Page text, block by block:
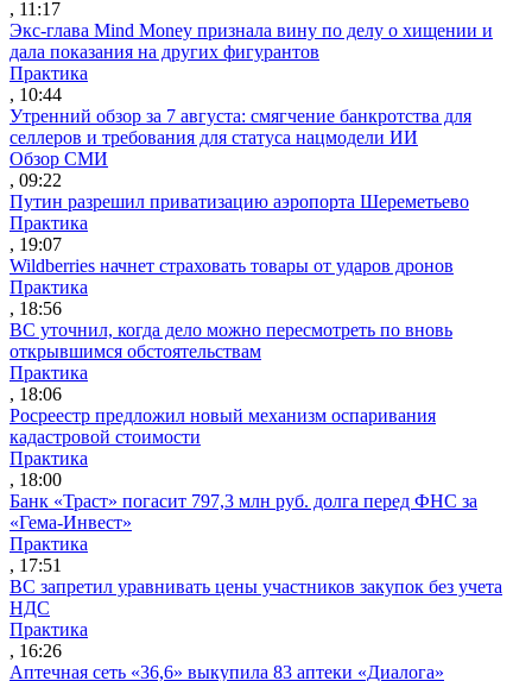
, 11:17
Экс-глава Mind Money признала вину по делу о хищении и
дала показания на других фигурантов
Практика
, 10:44
Утренний обзор за 7 августа: смягчение банкротства для
селлеров и требования для статуса нацмодели ИИ
Обзор СМИ
, 09:22
Путин разрешил приватизацию аэропорта Шереметьево
Практика
, 19:07
Wildberries начнет страховать товары от ударов дронов
Практика
, 18:56
ВС уточнил, когда дело можно пересмотреть по вновь
открывшимся обстоятельствам
Практика
, 18:06
Росреестр предложил новый механизм оспаривания
кадастровой стоимости
Практика
, 18:00
Банк «Траст» погасит 797,3 млн руб. долга перед ФНС за
«Гема-Инвест»
Практика
, 17:51
ВС запретил уравнивать цены участников закупок без учета
НДС
Практика
, 16:26
Аптечная сеть «36,6» выкупила 83 аптеки «Диалога»